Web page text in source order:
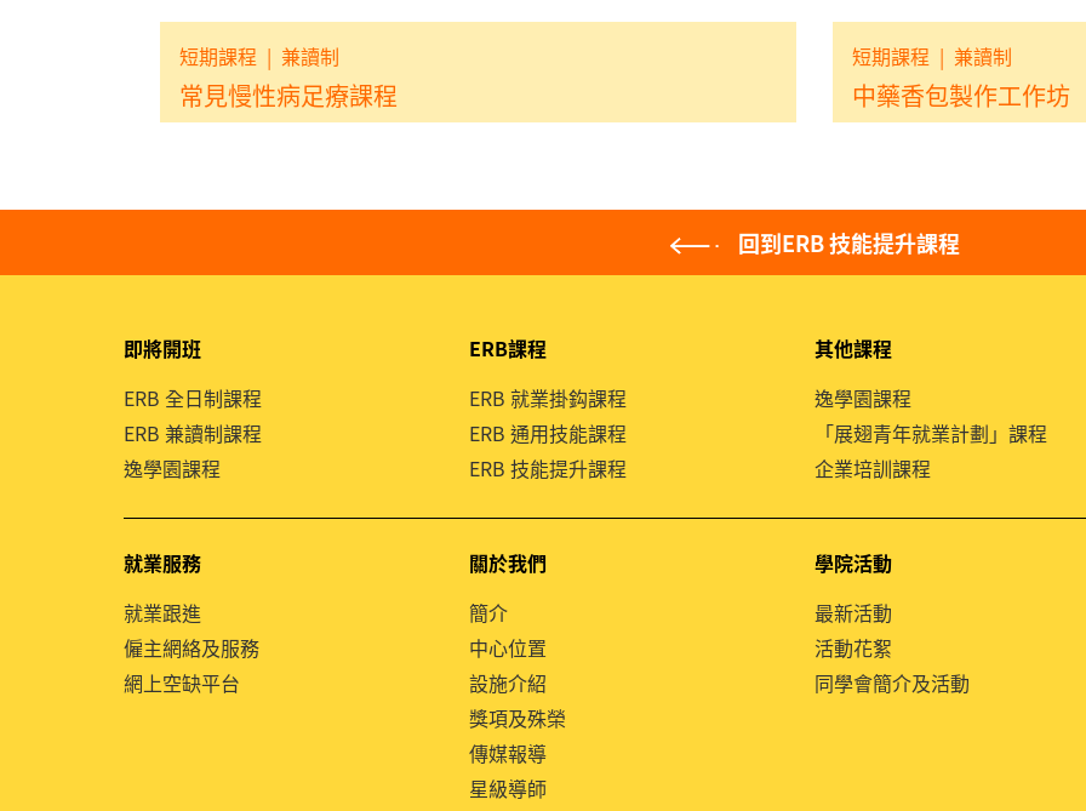
短期課程 | 兼讀制
常見慢性病足療課程
短期課程 | 兼讀制
中藥香包製作工作坊
回到ERB 技能提升課程
即將開班
ERB 全日制課程
ERB 兼讀制課程
逸學園課程
ERB課程
ERB 就業掛鈎課程
ERB 通用技能課程
ERB 技能提升課程
其他課程
逸學園課程
「展翅青年就業計劃」課程
企業培訓課程
就業服務
就業跟進
僱主網絡及服務
網上空缺平台
關於我們
簡介
中心位置
設施介紹
獎項及殊榮
傳媒報導
星級導師
學院活動
最新活動
活動花絮
同學會簡介及活動